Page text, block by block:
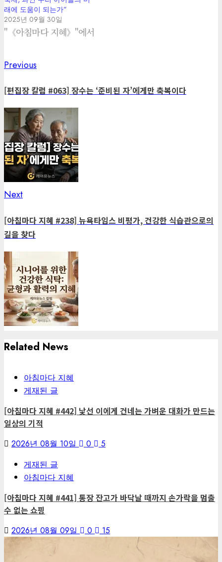
래에 도움이 되는가”
2025년 09월 30일
"《아침마다 지혜》"에서
Post
navigation
Previous
[편집장 칼럼 #063] 장수는 ‘준비된 자’에게만 축복이다
NextNext
[아침마다 지혜 #238] 뉴욕타임스 비평가, 건강한 식습관으로의
길을 찾다
Related News
아침마다 지혜
게재된 글
[아침마다 지혜 #442] 낯선 이에게 건네는 가벼운 대화가 만드는
일상의 기적
2026년 08월 10일 0
5
게재된 글
아침마다 지혜
[아침마다 지혜 #441] 통장 잔고가 바닥날 때까지 손가락을 멈출
수 없는 쇼핑
2026년 08월 09일 0 15